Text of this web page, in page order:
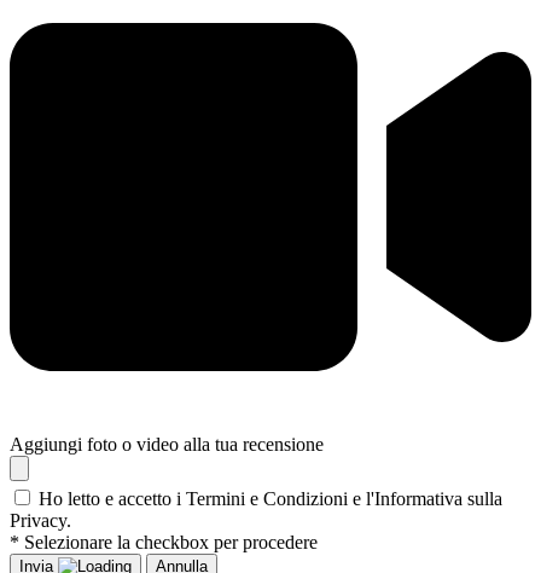
Aggiungi foto o video alla tua recensione
Ho letto e accetto i Termini e Condizioni e l'Informativa sulla
Privacy.
* Selezionare la checkbox per procedere
Invia Annulla